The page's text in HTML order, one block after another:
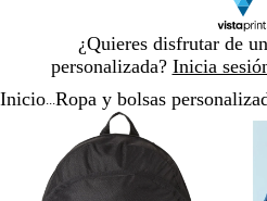
¿Quieres disfrutar de
personalizada? Inicia
1
Inicio Ropa y bolsas
Imagen
ampliable
Acercado
hasta
mínimo
Haz
clic
para
expandir
Utiliza
las
teclas